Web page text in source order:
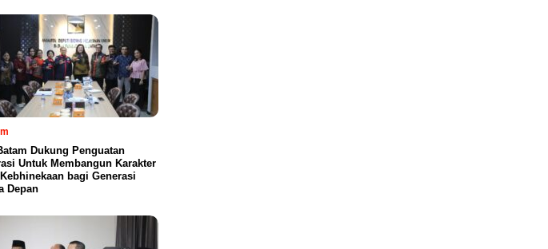
Dukung Penguatan
Untuk Membangun Karakter
bagi Generasi
Depan